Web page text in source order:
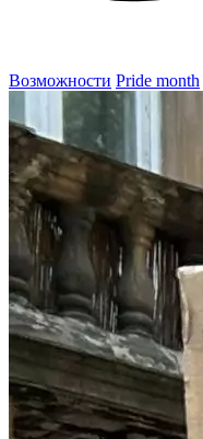
Возможности Pride month